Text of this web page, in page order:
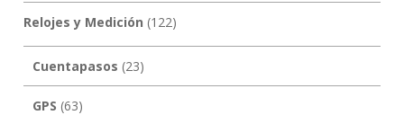
Relojes y Medición (122)
Cuentapasos (23)
GPS (63)